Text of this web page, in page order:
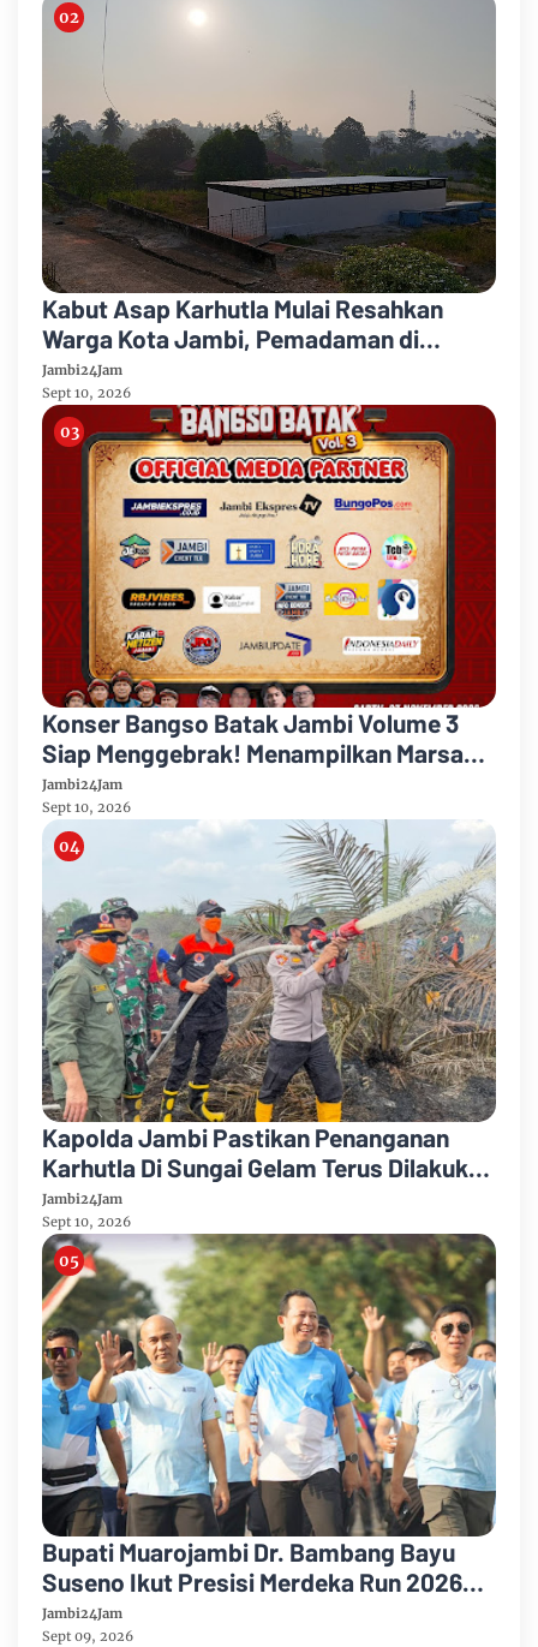
Kabut Asap Karhutla Mulai Resahkan
Warga Kota Jambi, Pemadaman di
Sungai Gelam Terus Dikebut
Jambi24Jam
Sept 10, 2026
Konser Bangso Batak Jambi Volume 3
Siap Menggebrak! Menampilkan Marsada
Band dan Siantar Rap Foundation
Jambi24Jam
Sept 10, 2026
Kapolda Jambi Pastikan Penanganan
Karhutla Di Sungai Gelam Terus Dilakukan
Sinergi Diperkuat
Jambi24Jam
Sept 10, 2026
Bupati Muarojambi Dr. Bambang Bayu
Suseno Ikut Presisi Merdeka Run 2026
Ajak Warga Hidup Sehat
Jambi24Jam
Sept 09, 2026